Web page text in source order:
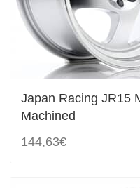
Japan Racing JR15
Machined
144,63€